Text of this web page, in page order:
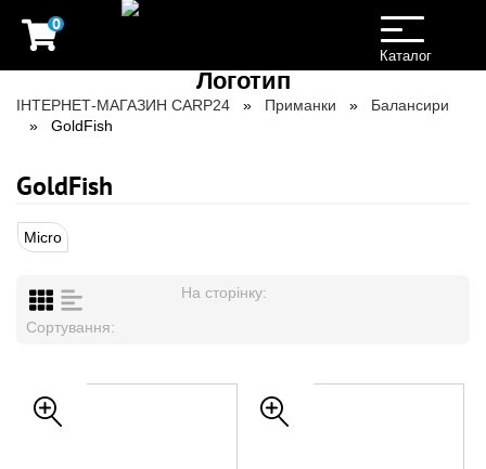
0
Toggle
navigation
Каталог
ІНТЕРНЕТ-МАГАЗИН CARP24 Приманки
Балансири
GoldFish
GoldFish
Micro
На сторінку:
Сортування: